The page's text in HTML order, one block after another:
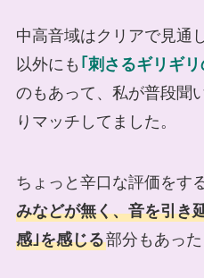
中高音域はクリアで見通
以外にも ｢刺さるギリギ
のもあって、私が普段聞
りマッチしてました。
ちょっと辛口な評価をす
みなどが無く、音を引き
感｣を感じる部分もあった